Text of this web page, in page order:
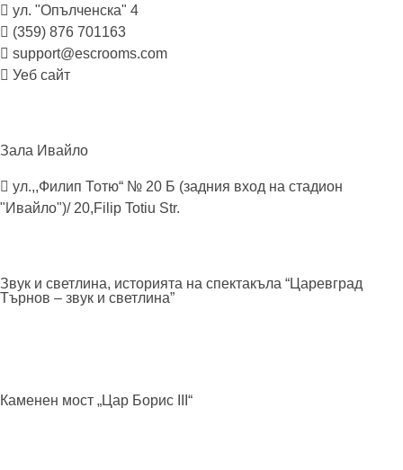
ул. "Опълченска" 4
(359) 876 701163
support@escrooms.com
Уеб сайт
Зала Ивайло
ул.,,Филип Тотю“ № 20 Б (задния вход на стадион
"Ивайло")/ 20,Filip Totiu Str.
Звук и светлина, историята на спектакъла “Царевград
Търнов – звук и светлина”
Каменен мост „Цар Борис ІІІ“